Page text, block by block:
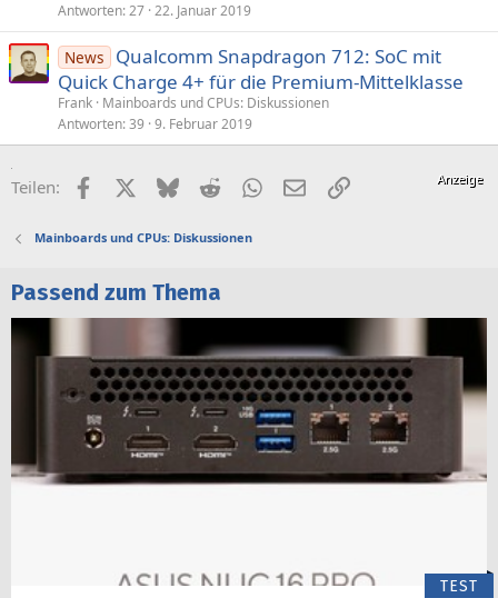
Antworten 27 22. Januar 2019
News
Qualcomm Snapdragon 712: SoC mit
Quick Charge 4+ für die Premium-Mittelklasse
Frank Mainboards und CPUs: Diskussionen
Antworten 39 9. Februar 2019
Teilen: FacebookX (Twitter)
BlueskyRedditWhatsApp
E-MailLink
Mainboards und CPUs: Diskussionen
Passend zum Thema
TEST